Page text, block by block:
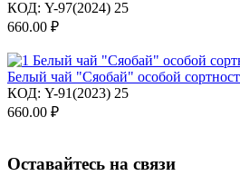
КОД: Y-97(2024) 25
660.00 ₽
Белый чай "Сяобай" особой
КОД: Y-91(2023) 25
660.00 ₽
Оставайтесь на связи